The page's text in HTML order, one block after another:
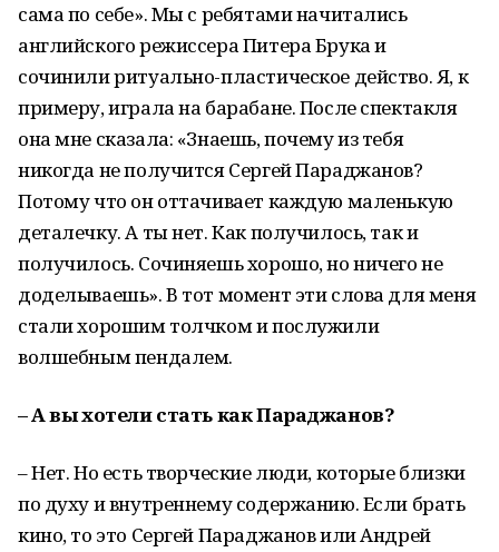
сама по себе». Мы с ребятами начитались
английского режиссера Питера Брука и
сочинили ритуально-пластическое действо. Я, к
примеру, играла на барабане. После спектакля
она мне сказала: «Знаешь, почему из тебя
никогда не получится Сергей Параджанов?
Потому что он оттачивает каждую маленькую
деталечку. А ты нет. Как получилось, так и
получилось. Сочиняешь хорошо, но ничего не
доделываешь». В тот момент эти слова для меня
стали хорошим толчком и послужили
волшебным пендалем.
– А вы хотели стать как Параджанов?
– Нет. Но есть творческие люди, которые близки
по духу и внутреннему содержанию. Если брать
кино, то это Сергей Параджанов или Андрей